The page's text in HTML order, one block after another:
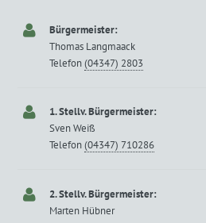
Bürgermeister:
Thomas Langmaack
Telefon(04347) 2803
1. Stellv. Bürgermeister:
Sven Weiß
Telefon(04347) 710286
2. Stellv. Bürgermeister:
Marten Hübner